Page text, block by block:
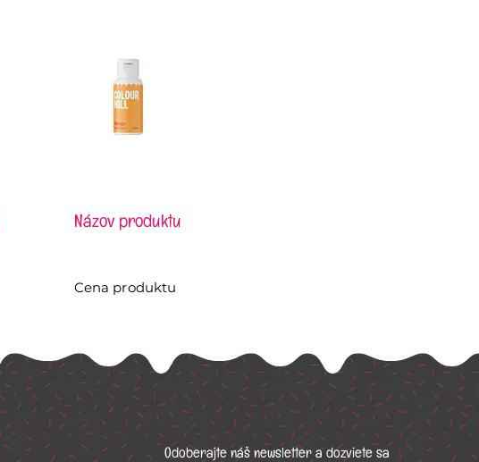
Názov produktu
Cena produktu
Odoberajte náš newsletter a dozviete sa